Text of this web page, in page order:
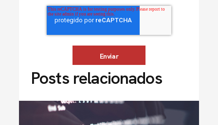
Posts relacionados